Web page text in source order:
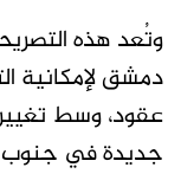
وتُعد هذه
دمشق لإمكانية
عقود، وسط
جديدة في جنوب